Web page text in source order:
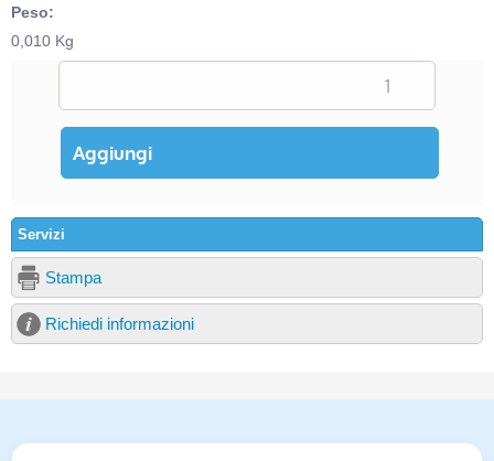
Peso:
0,010 Kg
Servizi
Stampa
Richiedi informazioni